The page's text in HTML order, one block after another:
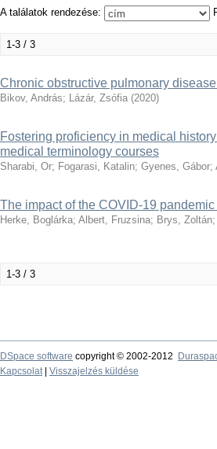
A találatok rendezése:
1-3 / 3
Chronic obstructive pulmonary
Bikov, András; Lázár, Zsófia (2020)
Fostering proficiency in medical
medical terminology courses
Sharabi, Or; Fogarasi, Katalin; Gyenes, Gábor;
The impact of the COVID-19
Herke, Boglárka; Albert, Fruzsina; Brys, Zoltán;
1-3 / 3
DSpace software copyright © 2002-2012
Kapcsolat| Visszajelzés küldése